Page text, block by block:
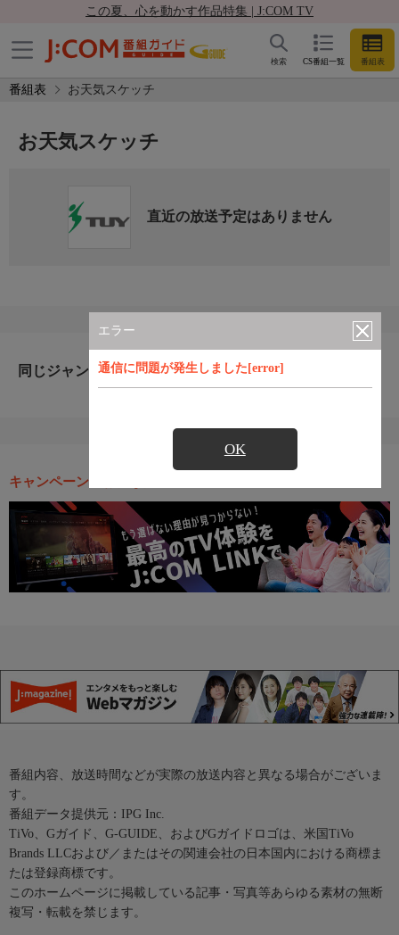
この夏、心を動かす作品特集 | J:COM TV
CS番組一覧 番組表
検索
番組表 お天気スケッチ
エラー
通信に問題が発生しました[error]
OK
お天気スケッチ
直近の放送予定はありません
同じジャンルのおすすめ番組
キャンペーン・お得な情報
番組内容、放送時間などが実際の放送内容と異なる場合がございま
す。
番組データ提供元：IPG Inc.
TiVo、Gガイド、G-GUIDE、およびGガイドロゴは、米国TiVo
Brands LLCおよび／またはその関連会社の日本国内における商標ま
たは登録商標です。
このホームページに掲載している記事・写真等あらゆる素材の無断
複写・転載を禁じます。